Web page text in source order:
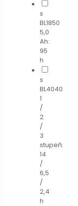
s
BL1850
5,0
Ah:
95
h
s
BL4040
1
/
2
/
3
stupeň:
14
/
6,5
/
2,4
h